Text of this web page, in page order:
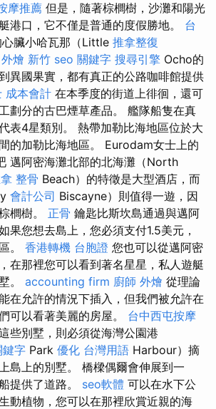
摩推薦 但是，隨著棕櫚樹，沙灘和陽光
港口，它不僅是普通的度假勝地。 台
臟小哈瓦那（Little 推拿整復
外燴 新竹 seo 關鍵字 搜尋引擎 Ocho的
異國果實，都有真正的公路咖啡館提供
成本會計 在本季度的街道上徘徊，還可
劃分的古巴煙草產品。 艦隊船隻在真
表4星類別。 熱帶加勒比海地區位於大
的加勒比海地區。 Eurodam女士上的
邁阿密海灘北部的北海灘（North
整骨 Beach）的特徵是大型酒店，而
會計公司 Biscayne）則值得一遊，因
櫚樹。 正骨 鑰匙比斯坎島通過與邁阿
果您想去島上，您必須支付1.5美元，
。 香港轉機 台胞證 您也可以從邁阿密
在那裡您可以看到著名星星，私人遊艇
。 accounting firm 廚師 外燴 從理論
在允許的情況下插入，但我們被允許在
可以看著美麗的房屋。 台中西屯按摩
些別墅，則必須從海灣公園港
字 Park 優化 台灣用語 Harbour）摘
島上的別墅。 橋樑偶爾會伸展到一
提供了道路。 seo軟體 可以在水下公
動植物，您可以在那裡欣賞近親的海